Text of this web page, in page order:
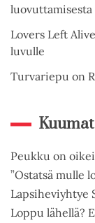
luovuttamisesta
Lovers Left
luvulle
Turvariepu on
Kuumat
Peukku on
”Ostatsä mulle
Lapsiheviyhtye
Loppu lähellä?